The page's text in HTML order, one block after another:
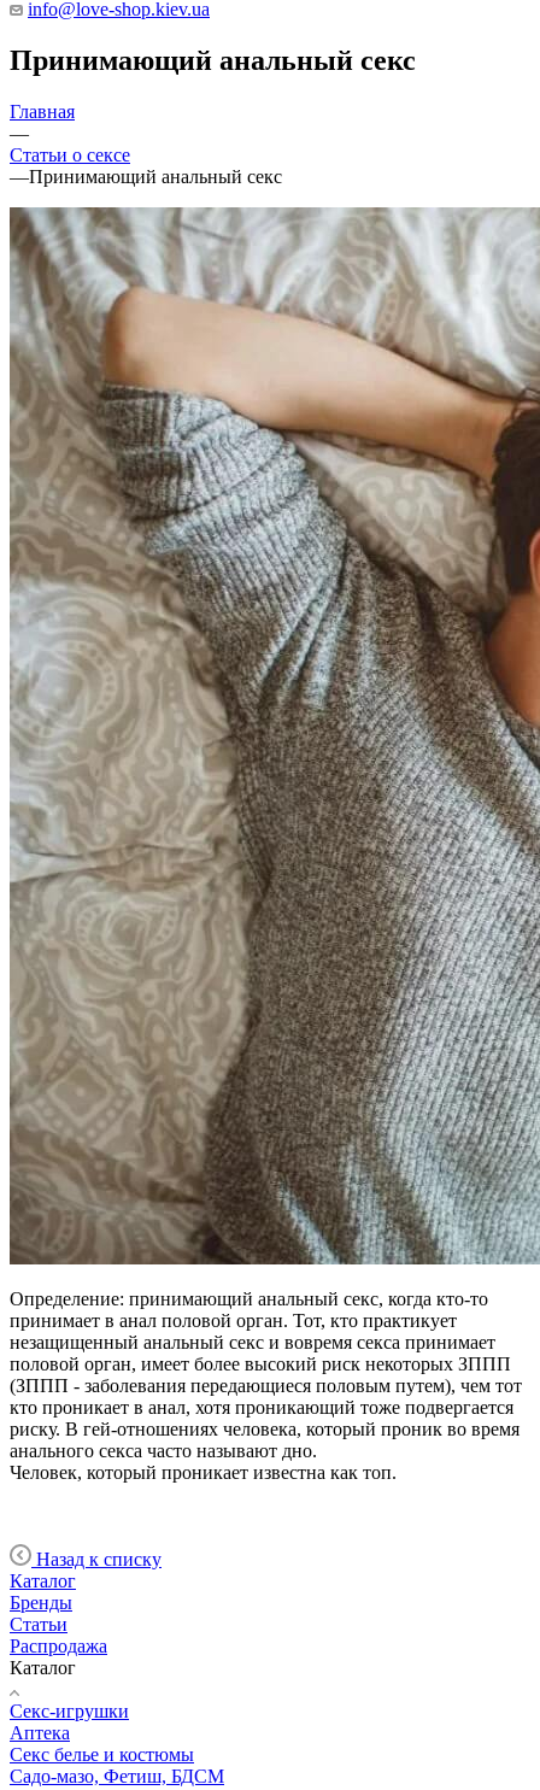
info@love-shop.kiev.ua
Принимающий анальный секс
Главная
—
Статьи о сексе
—Принимающий анальный секс
Определение: принимающий анальный секс, когда кто-то
принимает в анал половой орган. Тот, кто практикует
незащищенный анальный секс и вовремя секса принимает
половой орган, имеет более высокий риск некоторых ЗППП
(ЗППП - заболевания передающиеся половым путем), чем тот
кто проникает в анал, хотя проникающий тоже подвергается
риску. В гей-отношениях человека, который проник во время
анального секса часто называют дно.
Человек, который проникает известна как топ.
Назад к списку
Каталог
Бренды
Статьи
Распродажа
Каталог
Секс-игрушки
Аптека
Секс белье и костюмы
Садо-мазо, Фетиш, БДСМ